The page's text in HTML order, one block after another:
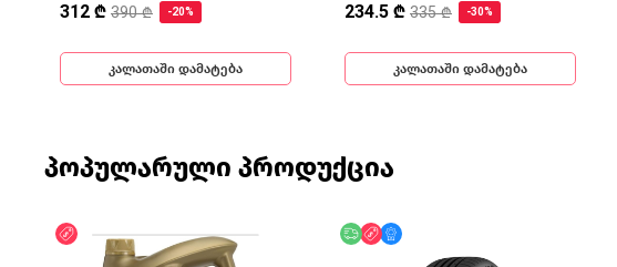
312 ₾ 390 ₾ -20%
კალათაში დამატება
234.5 ₾ 335 ₾ -30%
კალათაში დამატება
პოპულარული პროდუქცია
ფასდაკლება უფასო მიწოდება
ფასდაკლება